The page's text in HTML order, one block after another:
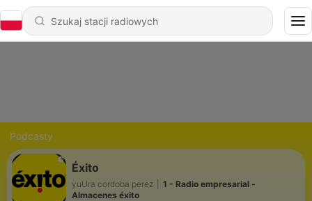
Podcasty
Éxito
yuUra cordoba perez
1 - Radio empresarial -
Almacenes éxito